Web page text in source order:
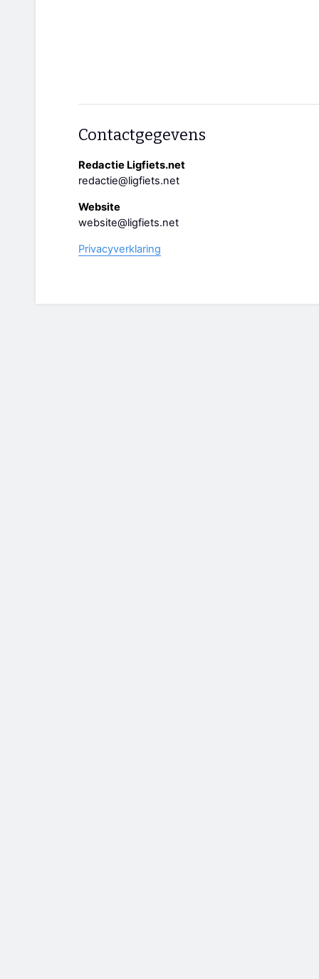
Contactgegevens
Redactie Ligfiets.net
redactie@ligfiets.net
Website
website@ligfiets.net
Privacyverklaring